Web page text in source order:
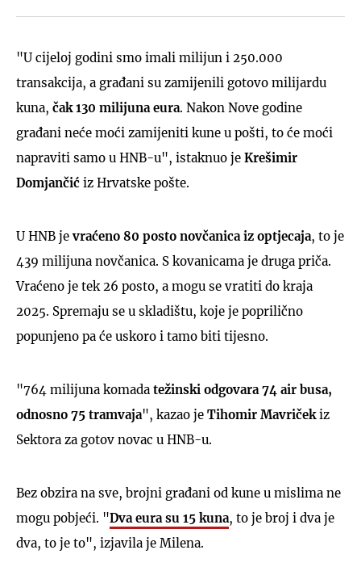
"U cijeloj godini smo imali milijun i 250.000
transakcija, a građani su zamijenili gotovo milijardu
kuna, čak 130 milijuna eura. Nakon Nove godine
građani neće moći zamijeniti kune u pošti, to će moći
napraviti samo u HNB-u", istaknuo je Krešimir
Domjančić iz Hrvatske pošte.
U HNB jevraćeno 80 posto novčanica iz optjecaja, to je
439 milijuna novčanica. S kovanicama je druga priča.
Vraćeno je tek 26 posto, a mogu se vratiti do kraja
2025. Spremaju se u skladištu, koje je poprilično
popunjeno pa će uskoro i tamo biti tijesno.
"764 milijuna komada težinski odgovara 74 air busa,
odnosno 75 tramvaja", kazao je Tihomir Mavričekiz
Sektora za gotov novac u HNB-u.
Bez obzira na sve, brojni građani od kune u mislima ne
mogu pobjeći. "Dva eura su 15 kuna, to je broj i dva je
dva, to je to", izjavila je Milena.